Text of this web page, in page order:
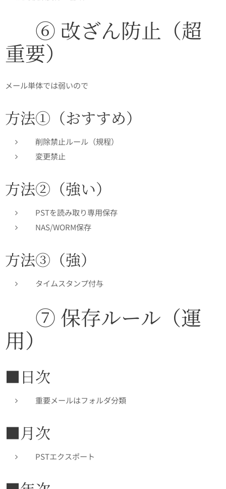
✅ ⑥ 改ざん防止（超
重要）
メール単体では弱いので👇
方法①（おすすめ）
削除禁止ルール（規程）
変更禁止
方法②（強い）
PSTを読み取り専用保存
NAS/WORM保存
方法③（強）
タイムスタンプ付与
✅ ⑦ 保存ルール（運
用）
■日次
重要メールはフォルダ分類
■月次
PSTエクスポート